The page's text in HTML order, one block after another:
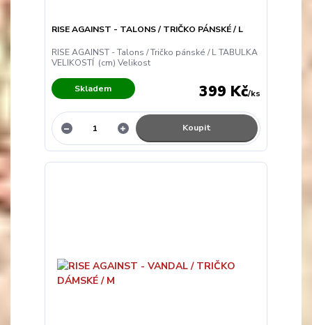
RISE AGAINST - TALONS / TRIČKO PÁNSKÉ / L
RISE AGAINST - Talons / Tričko pánské / L TABULKA
VELIKOSTÍ (cm) Velikost
399 Kč/ks
Skladem
Koupit